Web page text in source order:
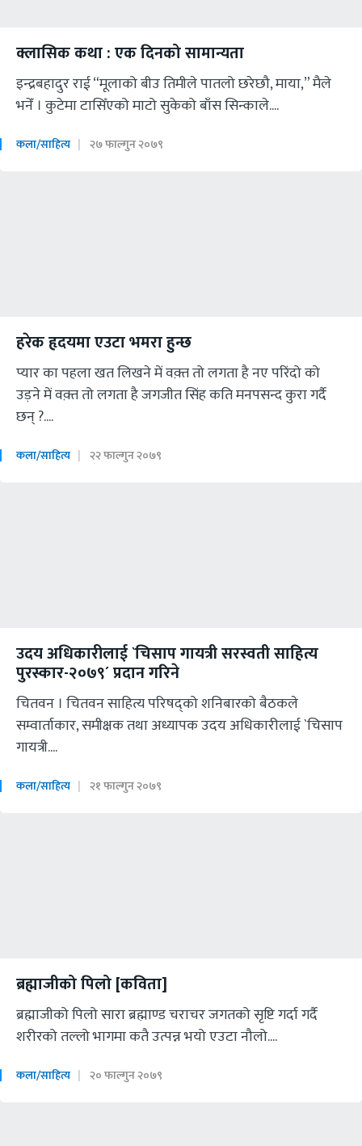
क्लासिक कथा : एक दिनको सामान्यता
इन्द्रबहादुर राई “मूलाको बीउ तिमीले पातलो छरेछौ, माया,” मैले
भनेँ । कुटेमा टासिँएको माटो सुकेको बाँस सिन्काले....
कला/साहित्य २७ फाल्गुन २०७९
हरेक हृदयमा एउटा भमरा हुन्छ
प्यार का पहला खत लिखने में वक़्त तो लगता है नए परिंदो को
उड़ने में वक़्त तो लगता है जगजीत सिंह कति मनपसन्द कुरा गर्दै
छन् ?....
कला/साहित्य २२ फाल्गुन २०७९
उदय अधिकारीलाई `चिसाप गायत्री सरस्वती साहित्य
पुरस्कार-२०७९´ प्रदान गरिने
चितवन । चितवन साहित्य परिषद्को शनिबारको बैठकले
सम्वार्ताकार, समीक्षक तथा अध्यापक उदय अधिकारीलाई `चिसाप
गायत्री....
कला/साहित्य २१ फाल्गुन २०७९
ब्रह्माजीको पिलो [कविता]
ब्रह्माजीको पिलो सारा ब्रह्माण्ड चराचर जगतको सृष्टि गर्दा गर्दै
शरीरको तल्लो भागमा कतै उत्पन्न भयो एउटा नौलो....
कला/साहित्य २० फाल्गुन २०७९